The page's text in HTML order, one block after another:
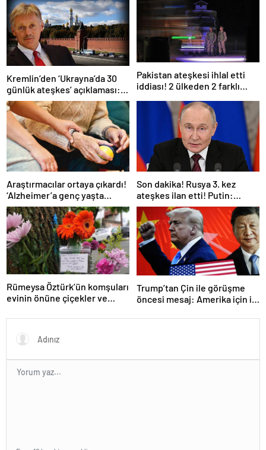
Kremlin’den ‘Ukrayna’da 30
günlük ateşkes’ açıklaması:
Bunu iyice düşünmeliyiz
Pakistan ateşkesi ihlal etti
iddiası! 2 ülkeden 2 farklı
Araştırmacılar ortaya çıkardı!
‘Alzheimer’a genç yaşta
yakalanabilirsiniz’
Son dakika! Rusya 3. kez
ateşkes ilan etti! Putin:
Erdoğan ile görüşme
gerçekleştireceğiz
Rümeysa Öztürk’ün komşuları
evinin önüne çiçekler ve
Trump’tan Çin ile görüşme
öncesi mesaj: Amerika için iyi